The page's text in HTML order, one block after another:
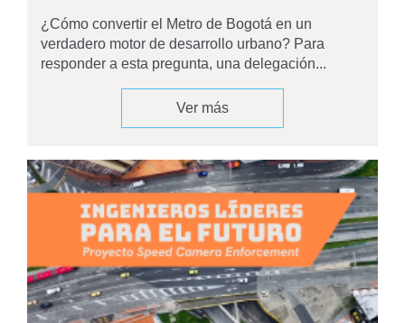
¿Cómo convertir el Metro de Bogotá en un
verdadero motor de desarrollo urbano? Para
responder a esta pregunta, una delegación...
Ver más